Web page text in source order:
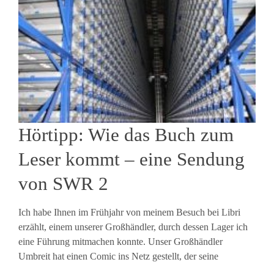
Hörtipp: Wie das Buch zum
Leser kommt – eine Sendung
von SWR 2
Ich habe Ihnen im Frühjahr von meinem Besuch bei Libri
erzählt, einem unserer Großhändler, durch dessen Lager ich
eine Führung mitmachen konnte. Unser Großhändler
Umbreit hat einen Comic ins Netz gestellt, der seine